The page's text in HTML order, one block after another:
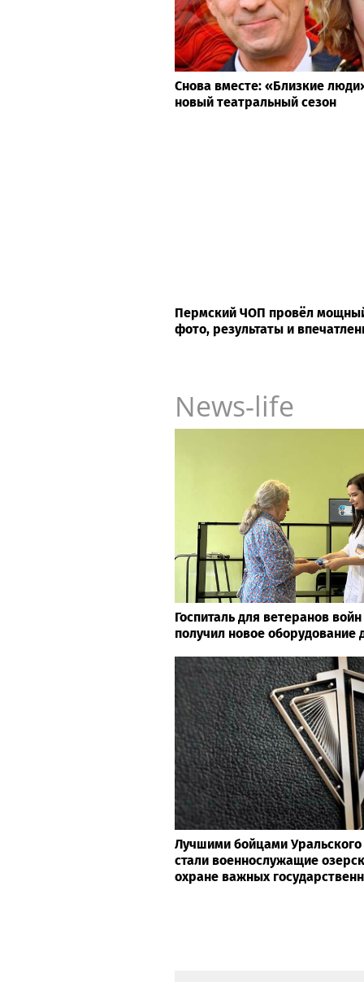
Снова вместе: «Близкие
новый театральный сезон
Пермский ЧОП провёл
фото, результаты и
News-life
Госпиталь для ветеранов
получил новое оборудование
Лучшими бойцами Уральского
стали военнослужащие
охране важных